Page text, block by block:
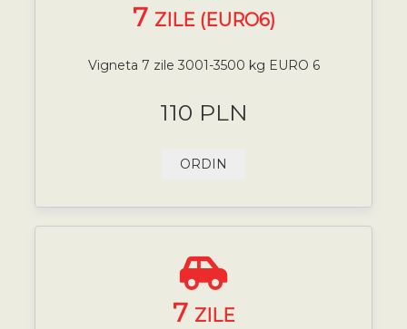
7 ZILE (EURO6)
Vigneta 7 zile 3001-3500 kg EURO 6
110 PLN
ORDIN
7 ZILE